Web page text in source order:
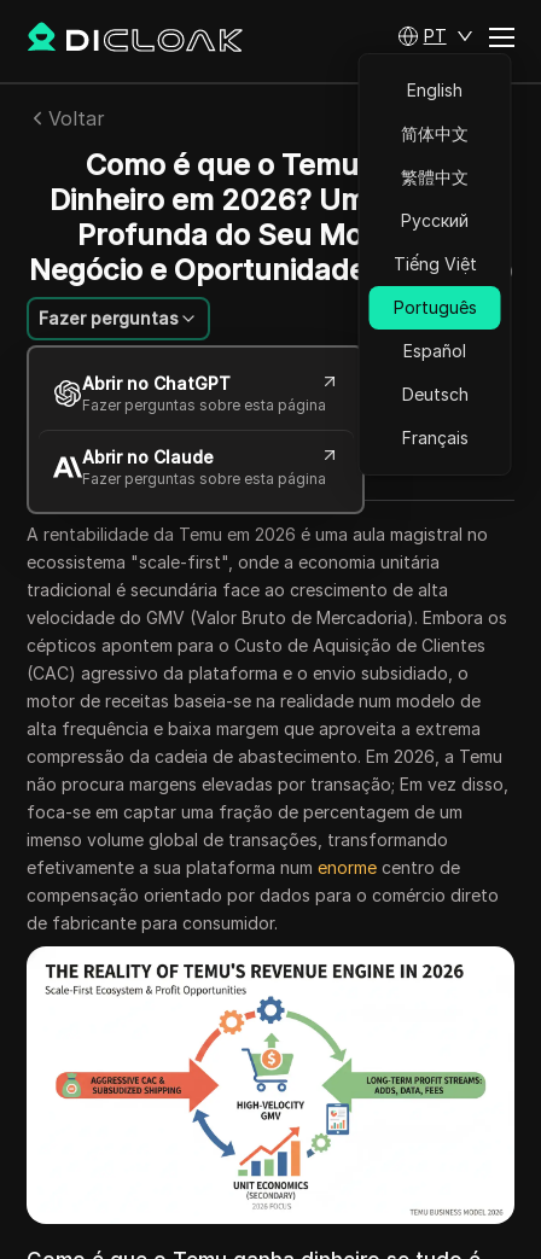
PT
English
简体中文
繁體中文
Русский
Tiếng Việt
Português
Español
Deutsch
Français
Voltar
Como é que o Temu Ganha
Dinheiro em 2026? Uma Análise
Profunda do Seu Modelo de
Negócio e Oportunidades de Lucro
Fazer perguntas
Abrir no ChatGPT
Fazer perguntas sobre esta página
Abrir no Claude
Fazer perguntas sobre esta página
Felipe Moreira
29 mai 2026 4 min de leitura
Copy Link
A rentabilidade da Temu em 2026 é uma aula magistral no
ecossistema "scale-first", onde a economia unitária
tradicional é secundária face ao crescimento de alta
velocidade do GMV (Valor Bruto de Mercadoria). Embora os
cépticos apontem para o Custo de Aquisição de Clientes
(CAC) agressivo da plataforma e o envio subsidiado, o
motor de receitas baseia-se na realidade num modelo de
alta frequência e baixa margem que aproveita a extrema
compressão da cadeia de abastecimento. Em 2026, a Temu
não procura margens elevadas por transação; Em vez disso,
foca-se em captar uma fração de percentagem de um
imenso volume global de transações, transformando
efetivamente a sua plataforma numenorme centro de
compensação orientado por dados para o comércio direto
de fabricante para consumidor.